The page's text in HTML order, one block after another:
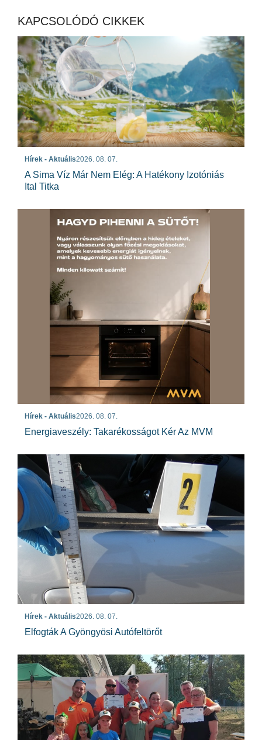
KAPCSOLÓDÓ CIKKEK
Hírek - Aktuális2026. 08. 07.
A Sima Víz Már Nem Elég: A Hatékony Izotóniás
Ital Titka
Hírek - Aktuális2026. 08. 07.
Energiaveszély: Takarékosságot Kér Az MVM
Hírek - Aktuális2026. 08. 07.
Elfogták A Gyöngyösi Autófeltörőt